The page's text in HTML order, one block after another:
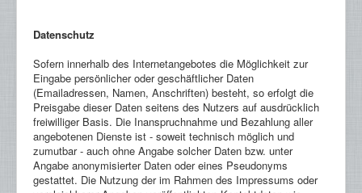
Datenschutz
Sofern innerhalb des Internetangebotes die Möglichkeit zur
Eingabe persönlicher oder geschäftlicher Daten
(Emailadressen, Namen, Anschriften) besteht, so erfolgt die
Preisgabe dieser Daten seitens des Nutzers auf ausdrücklich
freiwilliger Basis. Die Inanspruchnahme und Bezahlung aller
angebotenen Dienste ist - soweit technisch möglich und
zumutbar - auch ohne Angabe solcher Daten bzw. unter
Angabe anonymisierter Daten oder eines Pseudonyms
gestattet. Die Nutzung der im Rahmen des Impressums oder